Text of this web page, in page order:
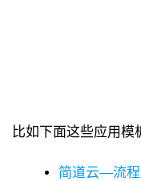
比如下面这些应用模
简道云—流